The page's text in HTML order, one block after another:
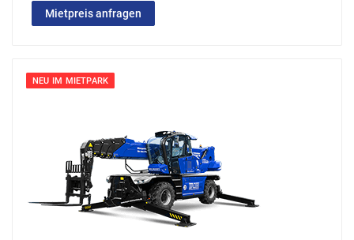
Mietpreis anfragen
NEU IM MIETPARK